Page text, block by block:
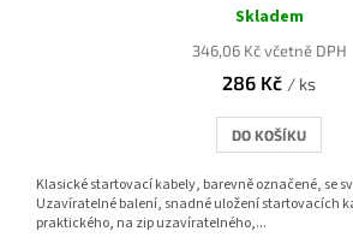
hodnocení
je
5,0
5
hvězdiček.
Skladem
346,06 Kč včetně DPH
286 Kč / ks
DO KOŠÍKU
Klasické startovací kabely, barevně označené, se
Uzavíratelné balení, snadné uložení startovacích
praktického, na zip uzavíratelného,...